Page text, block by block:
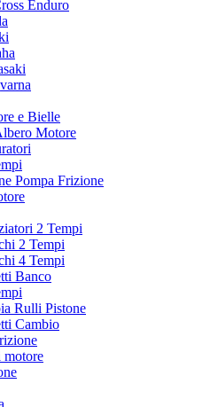
Enduro
e Bielle
Motore
Pompa Frizione
2 Tempi
2 Tempi
4 Tempi
Banco
Rulli Pistone
Cambio
motore